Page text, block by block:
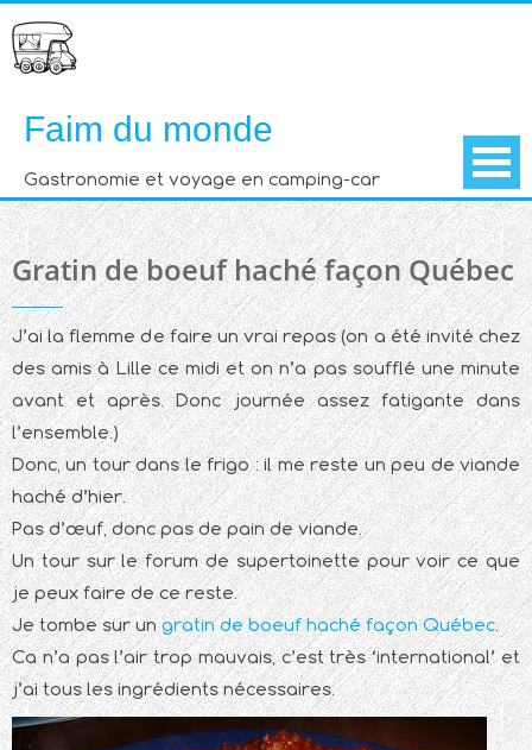
to
content
Faim du monde
Gastronomie et voyage en camping-car
Gratin de boeuf haché façon Québec
J’ai la flemme de faire un vrai repas (on a été invité chez
des amis à Lille ce midi et on n’a pas soufflé une minute
avant et après. Donc journée assez fatigante dans
l’ensemble.)
Donc, un tour dans le frigo : il me reste un peu de viande
haché d’hier.
Pas d’œuf, donc pas de pain de viande.
Un tour sur le forum de supertoinette pour voir ce que
je peux faire de ce reste.
Je tombe sur ungratin de boeuf haché façon Québec.
Ca n’a pas l’air trop mauvais, c’est très ‘international’ et
j’ai tous les ingrédients nécessaires.